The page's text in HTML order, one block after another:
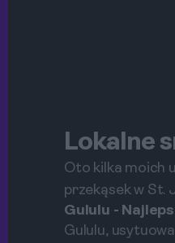
Lokalne
Oto kilka moich
przekąsek w St.
Gululu -
Gululu,